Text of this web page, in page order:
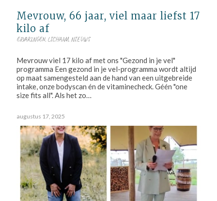
Mevrouw, 66 jaar, viel maar liefst 17
kilo af
ERVARINGEN, LICHAAM, NIEUWS
Mevrouw viel 17 kilo af met ons "Gezond in je vel"
programma Een gezond in je vel-programma wordt altijd
op maat samengesteld aan de hand van een uitgebreide
intake, onze bodyscan én de vitaminecheck. Géén "one
size fits all". Als het zo…
augustus 17, 2025